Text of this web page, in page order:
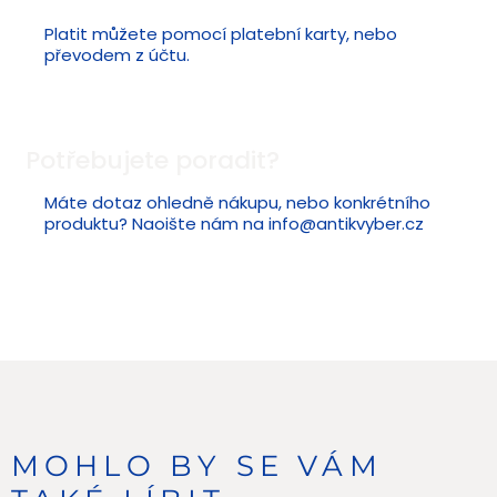
Platit můžete pomocí platební karty, nebo
převodem z účtu.
Máte dotaz ohledně nákupu, nebo konkrétního
produktu? Naoište nám nainfo@antikvyber.cz
MOHLO BY SE VÁM